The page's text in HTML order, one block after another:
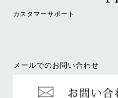
カスタマーサポート
メールでのお問い合わせ